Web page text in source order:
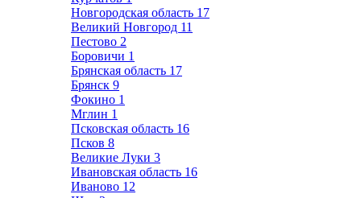
Новгородская область 17
Великий Новгород 11
Пестово 2
Боровичи 1
Брянская область 17
Брянск 9
Фокино 1
Мглин 1
Псковская область 16
Псков 8
Великие Луки 3
Ивановская область 16
Иваново 12